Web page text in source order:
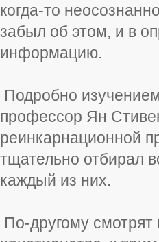
когда-то
забыл об этом, и в
информацию.
Подробно
профессор Ян
реинкарнационной
тщательно отбирал
каждый из них.
По-другому